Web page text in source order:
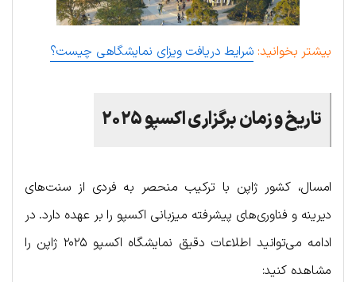
بیشتر بخوانید: شرایط دریافت ویزای نمایشگاهی چیست؟
تاریخ و زمان برگزاری اکسپو ۲۰۲۵
امسال، کشور ژاپن با ترکیب منحصر به فردی از سنت‌های
دیرینه و فناوری‌های پیشرفته میزبانی اکسپو را بر عهده دارد. در
ادامه می‌توانید اطلاعات دقیق نمایشگاه اکسپو ۲۰۲۵ ژاپن را
مشاهده کنید: